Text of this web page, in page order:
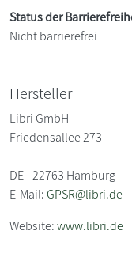
Status der
Nicht barrierefrei
Hersteller
Libri GmbH
Friedensallee 273
DE - 22763 Hamburg
E-Mail:GPSR@libri.de
Website:www.libri.de